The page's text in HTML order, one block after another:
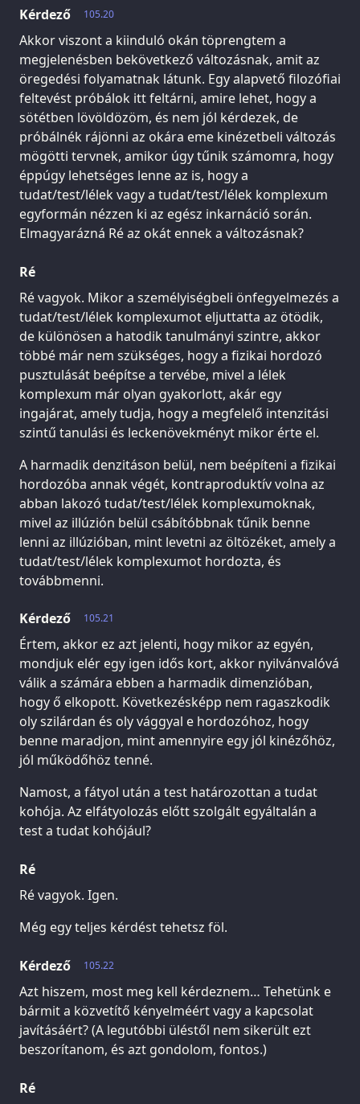
105.20
Kérdező
Akkor viszont a kiinduló okán töprengtem a
megjelenésben bekövetkező változásnak, amit az
öregedési folyamatnak látunk. Egy alapvető filozófiai
feltevést próbálok itt feltárni, amire lehet, hogy a
sötétben lövöldözöm, és nem jól kérdezek, de
próbálnék rájönni az okára eme kinézetbeli változás
mögötti tervnek, amikor úgy tűnik számomra, hogy
éppúgy lehetséges lenne az is, hogy a
tudat/test/lélek vagy a tudat/test/lélek komplexum
egyformán nézzen ki az egész inkarnáció során.
Elmagyarázná Ré az okát ennek a változásnak?
Ré
Ré vagyok. Mikor a személyiségbeli önfegyelmezés a
tudat/test/lélek komplexumot eljuttatta az ötödik,
de különösen a hatodik tanulmányi szintre, akkor
többé már nem szükséges, hogy a fizikai hordozó
pusztulását beépítse a tervébe, mivel a lélek
komplexum már olyan gyakorlott, akár egy
ingajárat, amely tudja, hogy a megfelelő intenzitási
szintű tanulási és leckenövekményt mikor érte el.
A harmadik denzitáson belül, nem beépíteni a fizikai
hordozóba annak végét, kontraproduktív volna az
abban lakozó tudat/test/lélek komplexumoknak,
mivel az illúzión belül csábítóbbnak tűnik benne
lenni az illúzióban, mint levetni az öltözéket, amely a
tudat/test/lélek komplexumot hordozta, és
továbbmenni.
105.21
Kérdező
Értem, akkor ez azt jelenti, hogy mikor az egyén,
mondjuk elér egy igen idős kort, akkor nyilvánvalóvá
válik a számára ebben a harmadik dimenzióban,
hogy ő elkopott. Következésképp nem ragaszkodik
oly szilárdan és oly vággyal e hordozóhoz, hogy
benne maradjon, mint amennyire egy jól kinézőhöz,
jól működőhöz tenné.
Namost, a fátyol után a test határozottan a tudat
kohója. Az elfátyolozás előtt szolgált egyáltalán a
test a tudat kohójául?
Ré
Ré vagyok. Igen.
Még egy teljes kérdést tehetsz föl.
105.22
Kérdező
Azt hiszem, most meg kell kérdeznem… Tehetünk e
bármit a közvetítő kényelméért vagy a kapcsolat
javításáért? (A legutóbbi üléstől nem sikerült ezt
beszorítanom, és azt gondolom, fontos.)
Ré